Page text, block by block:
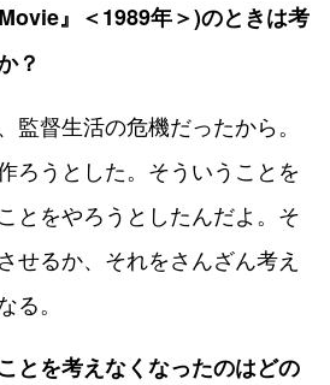
』＜1989年＞)のときは考
？
監督生活の危機だったから。
ろうとした。そういうことを
とをやろうとしたんだよ。そ
せるか、それをさんざん考え
る。
を考えなくなったのはどの